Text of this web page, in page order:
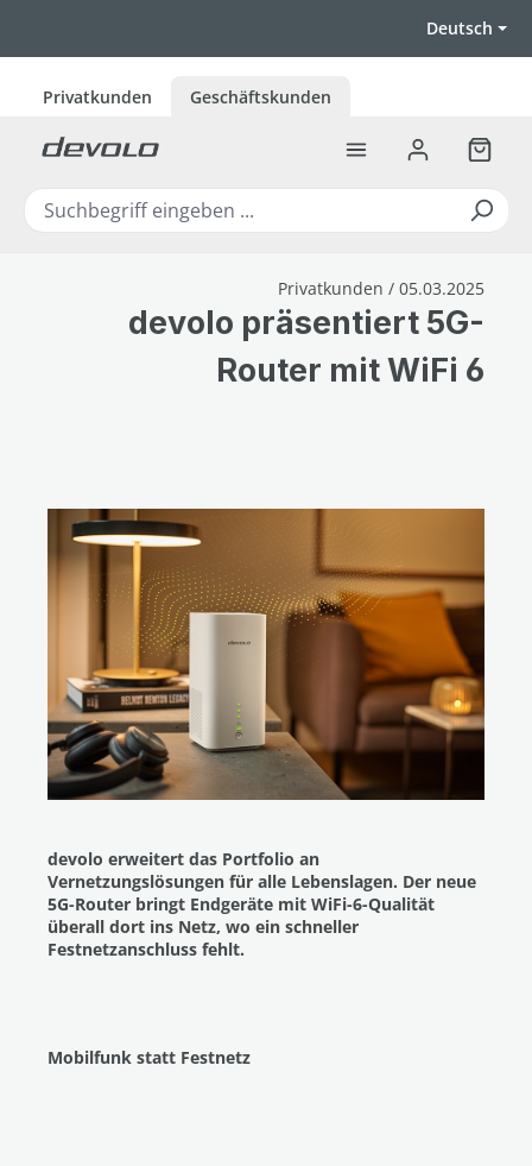
Deutsch
Privatkunden Geschäftskunden
Privatkunden / 05.03.2025
devolo präsentiert 5G-
Router mit WiFi 6
devolo erweitert das Portfolio an
Vernetzungslösungen für alle Lebenslagen. Der neue
5G-Router bringt Endgeräte mit WiFi-6-Qualität
überall dort ins Netz, wo ein schneller
Festnetzanschluss fehlt.
Mobilfunk statt Festnetz